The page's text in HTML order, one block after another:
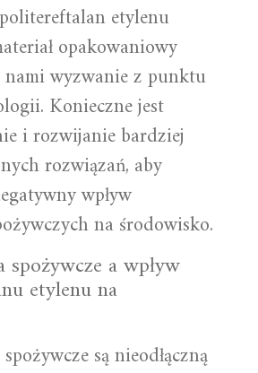
etylenu
opakowaniowy
wyzwanie z punktu
Konieczne jest
i rozwijanie bardziej
rozwiązań, aby
wpływ
na środowisko.
spożywcze a wpływ
etylenu na
są nieodłączną